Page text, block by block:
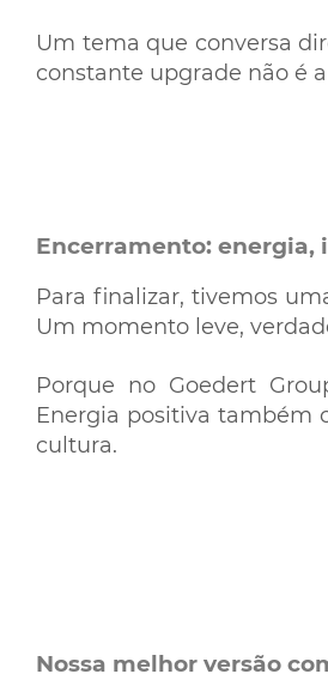
Um tema que conversa
constante upgrade não é
Encerramento: energia,
Para finalizar, tivemos
Um momento leve,
Porque no Goedert
Energia positiva também
cultura.
Nossa melhor versão